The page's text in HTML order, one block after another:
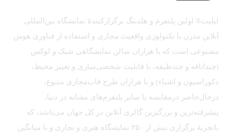
لیلیت® اولین پلتفرم و هلدینگ برگزارکنندهٔ نمایشگاه بین‌المللی
آنلاین مدرن با تکنولوژی واقعیت مجازی و استفاده از فناوری هوش
مصنوعی است که با هزاران سالن نمایشگاهی شیک و لوکس
(چنداتاقه و چندطبقه، با قابلیت شخصی‌سازی و تغییر محیط،
دکوراسیون و اشیاء) و با هزاران طرح قاب‌مجازی متنوع،
درحال‌حاضر درمقایسه با سایر پلتفرم‌های مشابه در دنیا،
پیشرفته‌ترین و بزرگترین گالری آنلاین در کل جهان می‌باشد، که
باتجربهٔ برگزاری بیش از ۲۵۰ نمایشگاه هنری و تجاری و با میانگین